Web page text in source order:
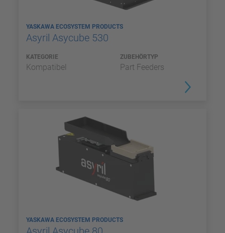
YASKAWA ECOSYSTEM PRODUCTS
Asyril Asycube 530
KATEGORIE
Kompatibel
ZUBEHÖRTYP
Part Feeders
YASKAWA ECOSYSTEM PRODUCTS